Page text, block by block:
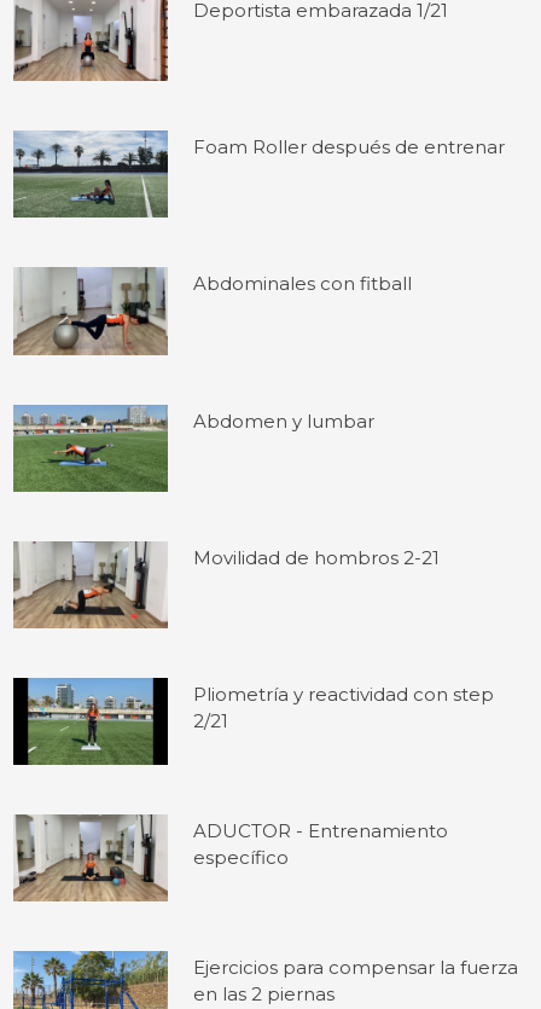
Deportista embarazada 1/21
Foam Roller después de entrenar
Abdominales con fitball
Abdomen y lumbar
Movilidad de hombros 2-21
Pliometría y reactividad con step
2/21
ADUCTOR - Entrenamiento
específico
Ejercicios para compensar la fuerza
en las 2 piernas